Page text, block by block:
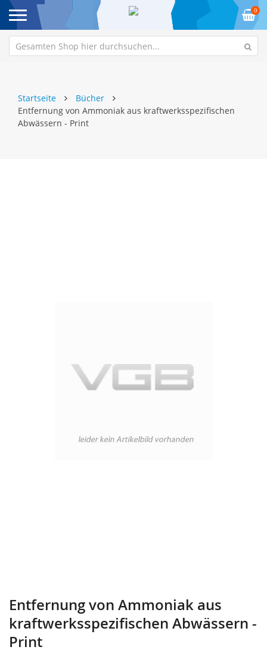
0
Startseite
Bücher
Entfernung von Ammoniak aus kraftwerksspezifischen
Abwässern - Print
Entfernung von Ammoniak aus
kraftwerksspezifischen Abwässern -
Print